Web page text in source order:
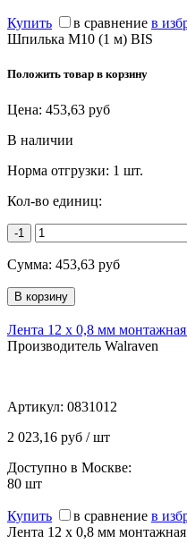
Купить в сравнение в
Шпилька М10 (1 м) BIS
Положить товар в корзину
Цена: 453,63 руб
В наличии
Норма отгрузки: 1 шт.
Кол-во единиц:
-1
Сумма: 453,63 руб
Лента 12 x 0,8 мм
Производитель Walraven
Артикул: 0831012
2 023,16 руб / шт
Доступно в Москве:
80 шт
Купить в сравнение в
Лента 12 x 0,8 мм